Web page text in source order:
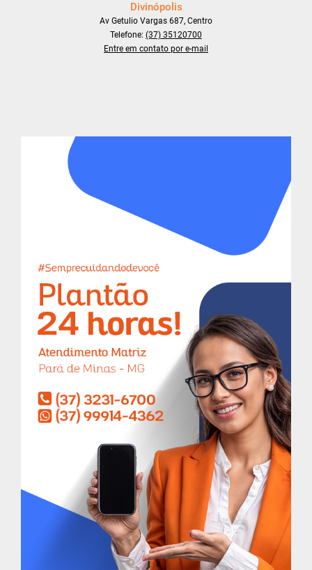
Divinópolis
Av Getulio Vargas 687, Centro
Telefone: (37) 35120700
Entre em contato por e-mail